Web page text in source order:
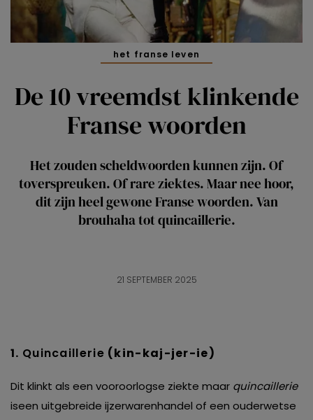
het franse leven
De 10 vreemdst klinkende
Franse woorden
Het zouden scheldwoorden kunnen zijn. Of
toverspreuken. Of rare ziektes. Maar nee hoor,
dit zijn heel gewone Franse woorden. Van
brouhaha tot quincaillerie.
21 SEPTEMBER 2025
1. Quincaillerie (kin-kaj-jer-ie)
Dit klinkt als een vooroorlogse ziekte maar quincaillerie
iseen uitgebreide ijzerwarenhandel of een ouderwetse